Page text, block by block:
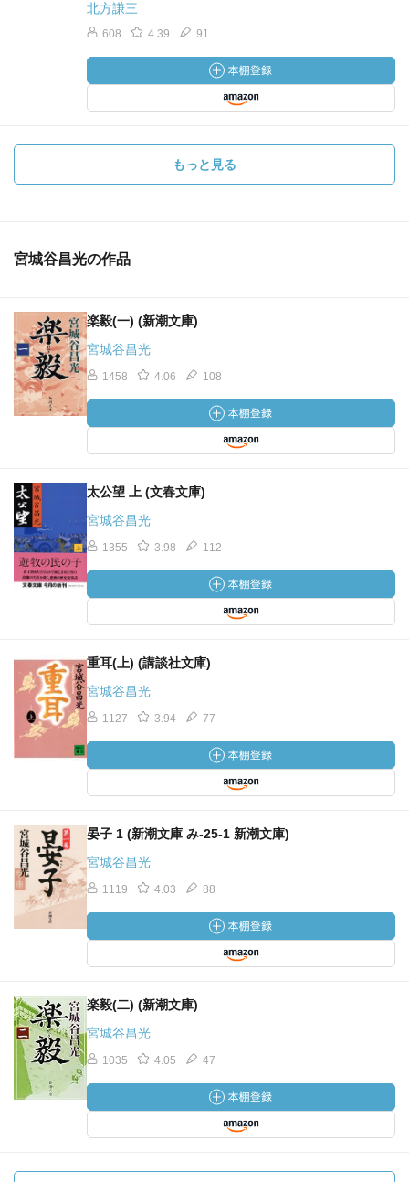
北方謙三
608 4.39 91
もっと見る
宮城谷昌光の作品
楽毅(一) (新潮文庫)
宮城谷昌光
1458 4.06 108
太公望 上 (文春文庫)
宮城谷昌光
1355 3.98 112
重耳(上) (講談社文庫)
宮城谷昌光
1127 3.94 77
晏子 1 (新潮文庫 み-25-1 新潮文庫)
宮城谷昌光
1119 4.03 88
楽毅(二) (新潮文庫)
宮城谷昌光
1035 4.05 47